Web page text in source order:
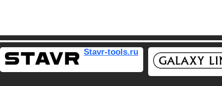
Stavr-tools.ru